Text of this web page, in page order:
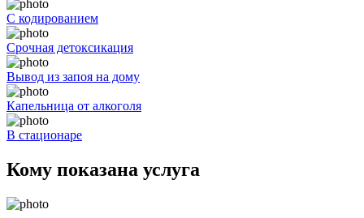
С кодированием
Срочная детоксикация
Вывод из запоя на дому
Капельница от алкоголя
В стационаре
Кому показана услуга